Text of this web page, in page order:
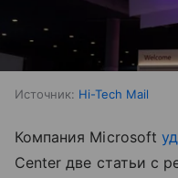
Источник: Hi-Tech Mail
Компания Microsoft
Center две статьи с